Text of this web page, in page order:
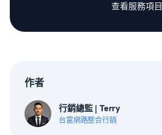
查看服務項目
作者
行銷總監 | Terry
台富網路整合行銷